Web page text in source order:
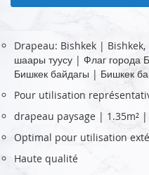
Drapeau: Bishkek |
шаары туусу | Флаг
Бишкек байдагы | Бишкек
Pour utilisation
drapeau paysage | 1.35m² |
Optimal pour utilisation
Haute qualité